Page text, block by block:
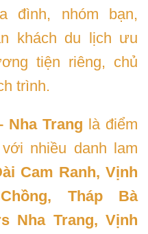
đình, nhóm bạn,
khách du lịch ưu
tiện riêng, chủ
trình.
Nha Trang là điểm
nhiều danh lam
Cam Ranh, Vịnh
Tháp Bà
Nha Trang, Vịnh